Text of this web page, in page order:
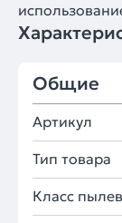
Общие
Артикул
Тип товара
Класс